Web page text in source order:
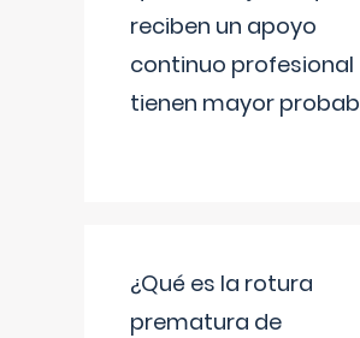
reciben un apoyo
continuo profesional
tienen mayor probab
¿Qué es la rotura
prematura de